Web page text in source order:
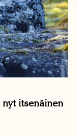
itsenäinen